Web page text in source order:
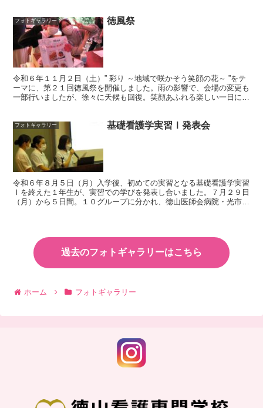
フォトギャラリー 徳風祭
令和６年１１月２日（土）” 彩り ～地域で咲かそう笑顔の花～ ”をテ
ーマに、第２１回徳風祭を開催しました。雨の影響で、会場の変更も
一部行いましたが、徐々に天候も回復。笑顔あふれる楽しい一日にな
フォトギャラリー 基礎看護学実習Ⅰ発表会
令和６年８月５日（月）入学後、初めての実習となる基礎看護学実習
Ⅰを終えた１年生が、実習での学びを発表し合いました。７月２９日
（月）から５日間。１０グループに分かれ、徳山医師会病院・光市立
過去のフォトギャラリーはこちら
ホーム フォトギャラリー